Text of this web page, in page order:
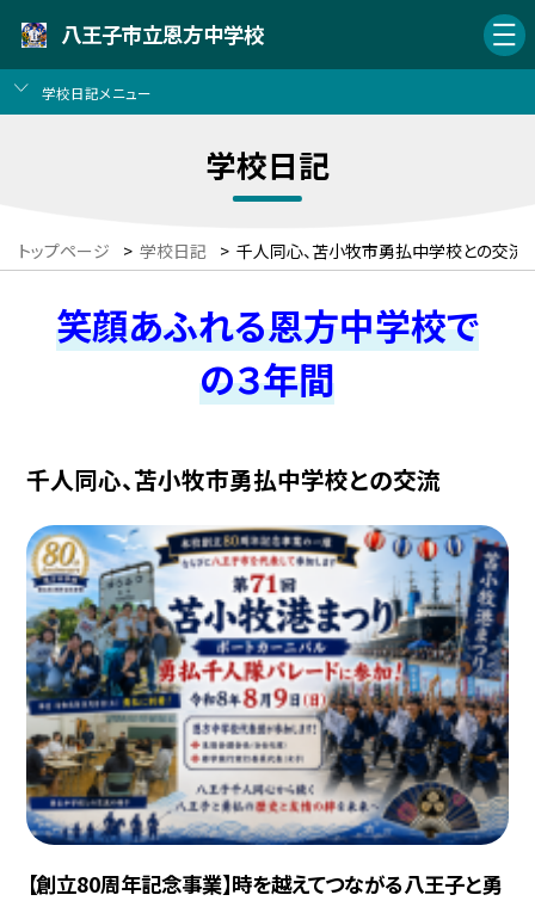
八王子市立恩方中学校
学校日記メニュー
学校日記
トップページ > 学校日記 > 千人同心、苫小牧市勇払中学校との交流
笑顔あふれる恩方中学校で
の３年間
千人同心、苫小牧市勇払中学校との交流
【創立80周年記念事業】時を越えてつながる八王子と勇